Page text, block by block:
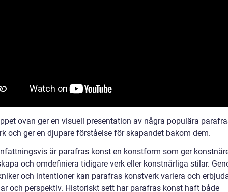
ovan ger en visuell presentation av några populära
och ger en djupare förståelse för skapandet bakom dem.
är parafras konst en konstform som ger
och omdefiniera tidigare verk eller konstnärliga stilar.
och intentioner kan parafras konstverk variera och
och perspektiv. Historiskt sett har parafras konst haft både